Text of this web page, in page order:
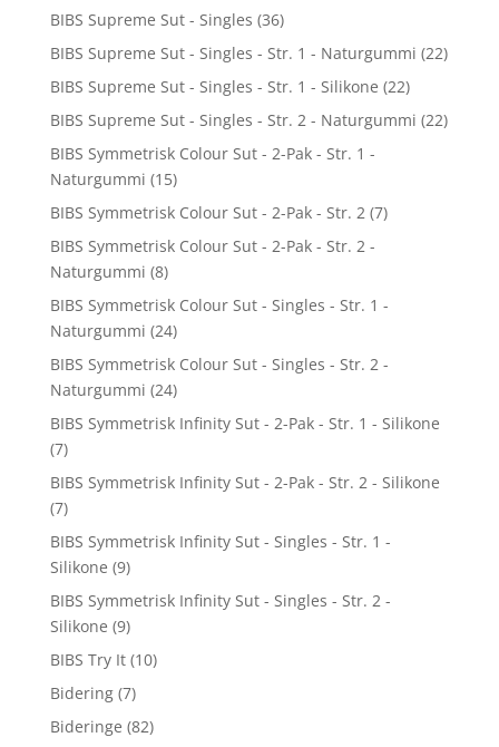
BIBS Supreme Sut - Singles (36)
BIBS Supreme Sut - Singles - Str. 1 - Naturgummi (22)
BIBS Supreme Sut - Singles - Str. 1 - Silikone (22)
BIBS Supreme Sut - Singles - Str. 2 - Naturgummi (22)
BIBS Symmetrisk Colour Sut - 2-Pak - Str. 1 -
Naturgummi (15)
BIBS Symmetrisk Colour Sut - 2-Pak - Str. 2 (7)
BIBS Symmetrisk Colour Sut - 2-Pak - Str. 2 -
Naturgummi (8)
BIBS Symmetrisk Colour Sut - Singles - Str. 1 -
Naturgummi (24)
BIBS Symmetrisk Colour Sut - Singles - Str. 2 -
Naturgummi (24)
BIBS Symmetrisk Infinity Sut - 2-Pak - Str. 1 - Silikone
(7)
BIBS Symmetrisk Infinity Sut - 2-Pak - Str. 2 - Silikone
(7)
BIBS Symmetrisk Infinity Sut - Singles - Str. 1 -
Silikone (9)
BIBS Symmetrisk Infinity Sut - Singles - Str. 2 -
Silikone (9)
BIBS Try It (10)
Bidering (7)
Bideringe (82)